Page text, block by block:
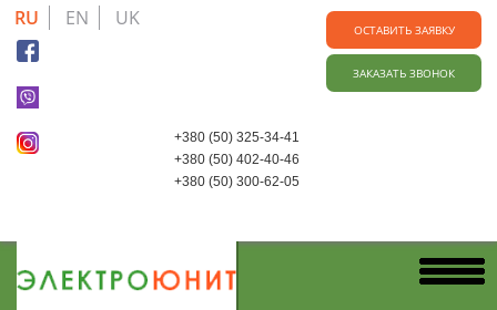
Skip
main
RU EN UK ОСТАВИТЬ ЗАЯВКУ
ЗАКАЗАТЬ ЗВОНОК
+380 (50) 325-34-41
+380 (50) 402-40-46
+380 (50) 300-62-05